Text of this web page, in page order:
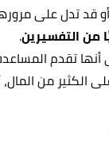
قد تدل على
من التفسيرين.
تقدم
الكثير من